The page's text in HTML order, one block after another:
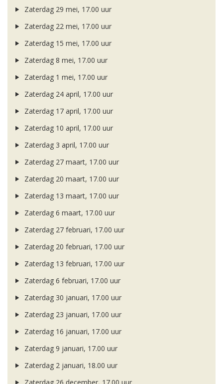
Zaterdag 29 mei, 17.00 uur
Zaterdag 22 mei, 17.00 uur
Zaterdag 15 mei, 17.00 uur
Zaterdag 8 mei, 17.00 uur
Zaterdag 1 mei, 17.00 uur
Zaterdag 24 april, 17.00 uur
Zaterdag 17 april, 17.00 uur
Zaterdag 10 april, 17.00 uur
Zaterdag 3 april, 17.00 uur
Zaterdag 27 maart, 17.00 uur
Zaterdag 20 maart, 17.00 uur
Zaterdag 13 maart, 17.00 uur
Zaterdag 6 maart, 17.00 uur
Zaterdag 27 februari, 17.00 uur
Zaterdag 20 februari, 17.00 uur
Zaterdag 13 februari, 17.00 uur
Zaterdag 6 februari, 17.00 uur
Zaterdag 30 januari, 17.00 uur
Zaterdag 23 januari, 17.00 uur
Zaterdag 16 januari, 17.00 uur
Zaterdag 9 januari, 17.00 uur
Zaterdag 2 januari, 18.00 uur